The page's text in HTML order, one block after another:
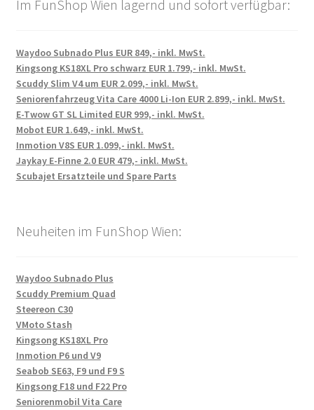
Im FunShop Wien lagernd und sofort verfügbar:
Waydoo Subnado Plus EUR 849,- inkl. MwSt.
Kingsong KS18XL Pro schwarz EUR 1.799,- inkl. MwSt.
Scuddy Slim V4 um EUR 2.099,- inkl. MwSt.
Seniorenfahrzeug Vita Care 4000 Li-Ion EUR 2.899,- inkl. MwSt.
E-Twow GT SL Limited EUR 999,- inkl. MwSt.
Mobot EUR 1.649,- inkl. MwSt.
Inmotion V8S EUR 1.099,- inkl. MwSt.
Jaykay E-Finne 2.0 EUR 479,- inkl. MwSt.
Scubajet Ersatzteile und Spare Parts
Neuheiten im FunShop Wien:
Waydoo Subnado Plus
Scuddy Premium Quad
Steereon C30
VMoto Stash
Kingsong KS18XL Pro
Inmotion P6 und V9
Seabob SE63, F9 und F9 S
Kingsong F18 und F22 Pro
Seniorenmobil Vita Care